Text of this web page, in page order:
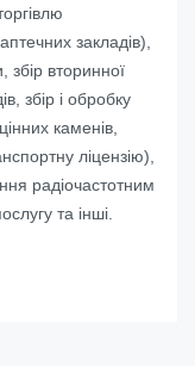
закладів),
збір вторинної
збір і обробку
каменів,
ліцензію),
радіочастотним
та інші.